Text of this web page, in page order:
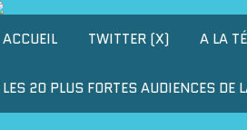
ACCUEIL TWITTER (X) A LA
LES 20 PLUS FORTES AUDIENCES